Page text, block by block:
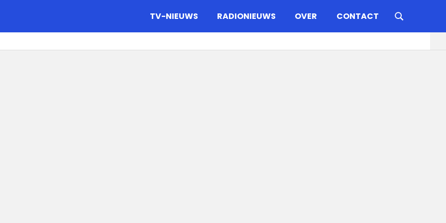
TV-NIEUWS RADIONIEUWS OVER CONTACT